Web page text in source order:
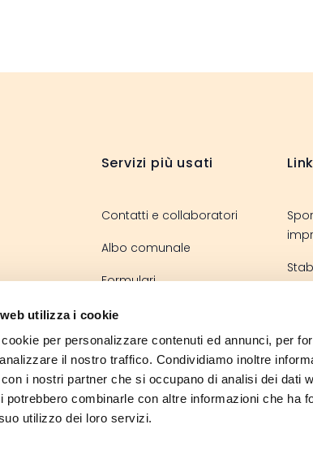
utilizza i cookie
per personalizzare contenuti ed annunci, per
il nostro traffico. Condividiamo inoltre
i nostri partner che si occupano di analisi dei dati
potrebbero combinarle con altre informazioni che ha
utilizzo dei loro servizi.
Servizi più usati
Contatti e collaboratori
Albo comunale
Formulari
Regolamenti
Ordinanze
La